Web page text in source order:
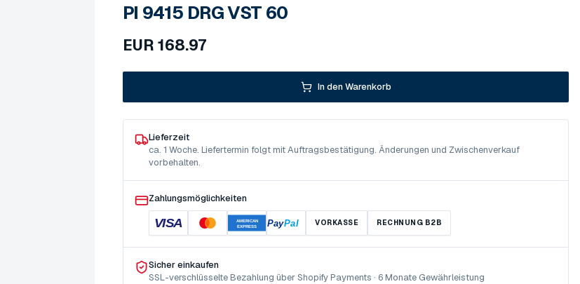
PI 9415 DRG VST 60
EUR 168.97
In den Warenkorb
Lieferzeit
ca. 1 Woche. Liefertermin folgt mit Auftragsbestätigung. Änderungen und Zwischenverkauf
vorbehalten.
Zahlungsmöglichkeiten
VISA
AMERICAN
EXPRESS
PayPal VORKASSE RECHNUNG B2B
Sicher einkaufen
SSL-verschlüsselte Bezahlung über Shopify Payments · 6 Monate Gewährleistung